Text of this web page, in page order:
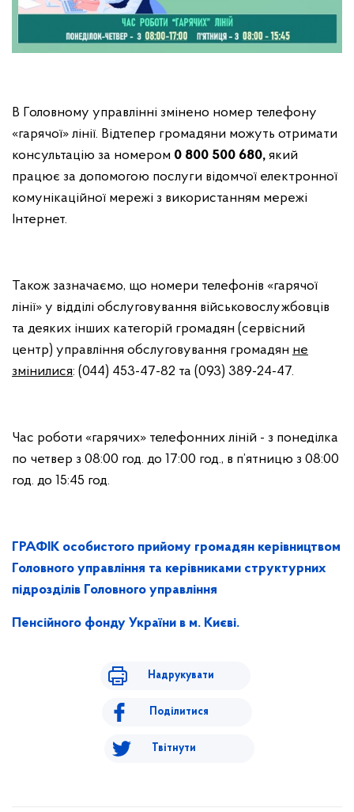
В Головному управлінні змінено номер телефону
«гарячої» лінії. Відтепер громадяни можуть отримати
консультацію за номером 0 800 500 680, який
працює за допомогою послуги відомчої електронної
комунікаційної мережі з використанням мережі
Інтернет.
Також зазначаємо, що номери телефонів «гарячої
лінії» у відділі обслуговування військовослужбовців
та деяких інших категорій громадян (сервісний
центр) управління обслуговування громадян не
змінилися: (044) 453-47-82 та (093) 389-24-47.
Час роботи «гарячих» телефонних ліній - з понеділка
по четвер з 08:00 год. до 17:00 год., в п’ятницю з 08:00
год. до 15:45 год.
ГРАФІК особистого прийому громадян керівництвом
Головного управління та керівниками структурних
підрозділів Головного управління
Пенсійного фонду України в м. Києві.
Надрукувати
Поділитися
Твітнути